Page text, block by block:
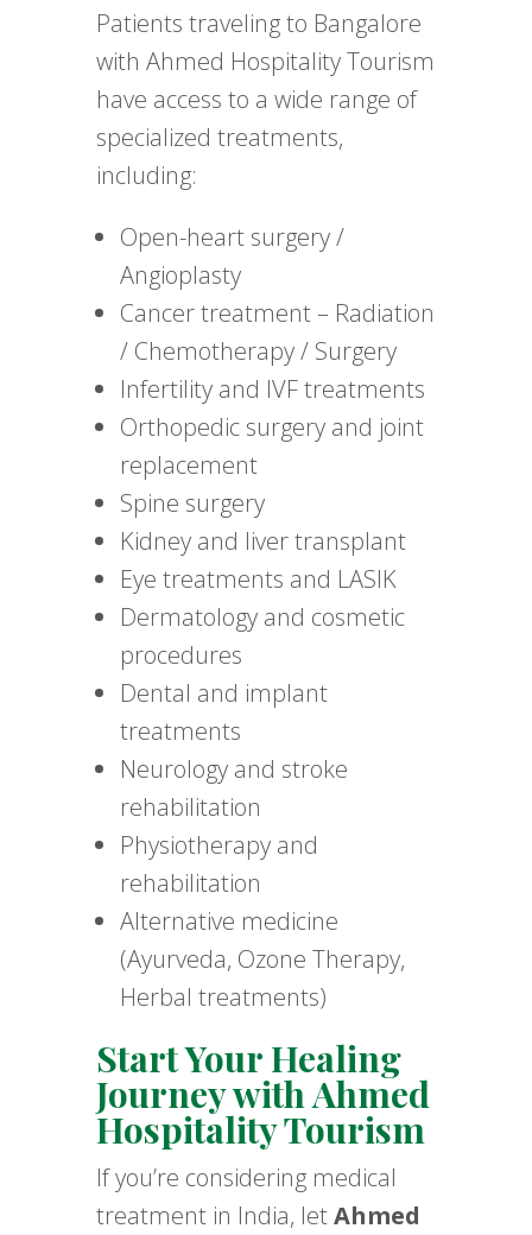
Patients traveling to Bangalore
with Ahmed Hospitality Tourism
have access to a wide range of
specialized treatments,
including:
Open-heart surgery /
Angioplasty
Cancer treatment – Radiation
/ Chemotherapy / Surgery
Infertility and IVF treatments
Orthopedic surgery and joint
replacement
Spine surgery
Kidney and liver transplant
Eye treatments and LASIK
Dermatology and cosmetic
procedures
Dental and implant
treatments
Neurology and stroke
rehabilitation
Physiotherapy and
rehabilitation
Alternative medicine
(Ayurveda, Ozone Therapy,
Herbal treatments)
Start Your Healing
Journey with Ahmed
Hospitality Tourism
If you’re considering medical
treatment in India, letAhmed